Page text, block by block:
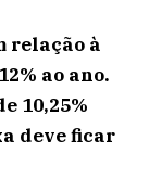
relação à
ao ano.
10,25%
deve ficar